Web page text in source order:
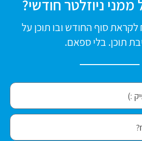
ניוזלטר חודשי?
לקראת סוף החודש ובו תוכן על
תוכן. בלי ספאם.